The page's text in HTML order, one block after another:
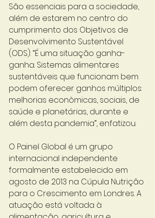
São essenciais para a sociedade,
além de estarem no centro do
cumprimento dos Objetivos de
Desenvolvimento Sustentável
(ODS). “É uma situação ganha-
ganha. Sistemas alimentares
sustentáveis que funcionam bem
podem oferecer ganhos múltiplos:
melhorias econômicas, sociais, de
saúde e planetárias, durante e
além desta pandemia”, enfatizou.
O Painel Global é um grupo
internacional independente
formalmente estabelecido em
agosto de 2013 na Cúpula Nutrição
para o Crescimento em Londres. A
atuação está voltada à